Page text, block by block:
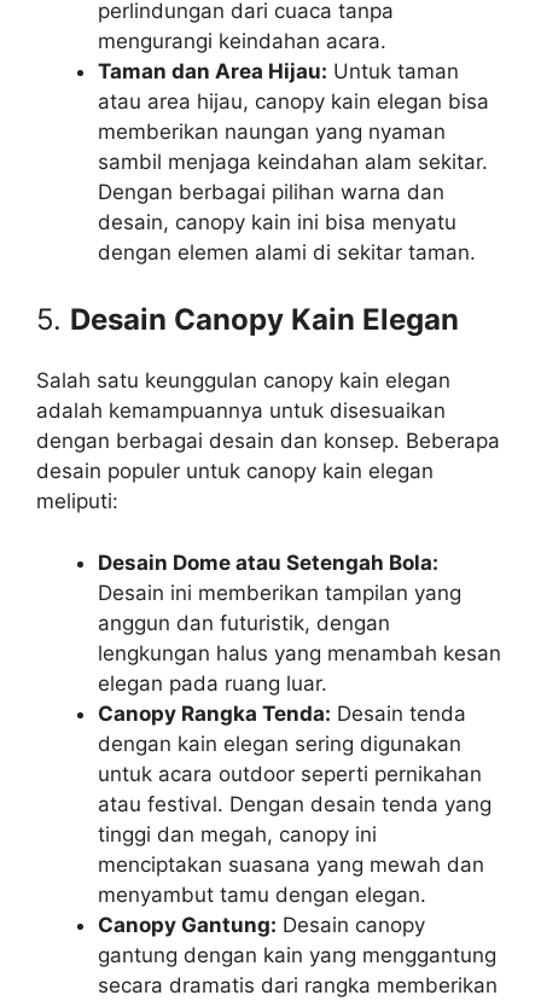
perlindungan dari cuaca tanpa
mengurangi keindahan acara.
Taman dan Area Hijau: Untuk taman
atau area hijau, canopy kain elegan bisa
memberikan naungan yang nyaman
sambil menjaga keindahan alam sekitar.
Dengan berbagai pilihan warna dan
desain, canopy kain ini bisa menyatu
dengan elemen alami di sekitar taman.
5. Desain Canopy Kain Elegan
Salah satu keunggulan canopy kain elegan
adalah kemampuannya untuk disesuaikan
dengan berbagai desain dan konsep. Beberapa
desain populer untuk canopy kain elegan
meliputi:
Desain Dome atau Setengah Bola:
Desain ini memberikan tampilan yang
anggun dan futuristik, dengan
lengkungan halus yang menambah kesan
elegan pada ruang luar.
Canopy Rangka Tenda: Desain tenda
dengan kain elegan sering digunakan
untuk acara outdoor seperti pernikahan
atau festival. Dengan desain tenda yang
tinggi dan megah, canopy ini
menciptakan suasana yang mewah dan
menyambut tamu dengan elegan.
Canopy Gantung: Desain canopy
gantung dengan kain yang menggantung
secara dramatis dari rangka memberikan